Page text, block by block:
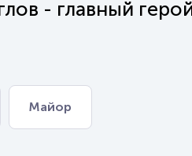
- главный
Майор